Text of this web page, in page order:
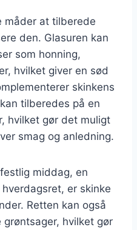
måder at tilberede
den. Glasuren kan
som honning,
hvilket giver en sød
skinkens
tilberedes på en
hvilket gør det muligt
smag og anledning.
middag, en
er skinke
Retten kan også
hvilket gør